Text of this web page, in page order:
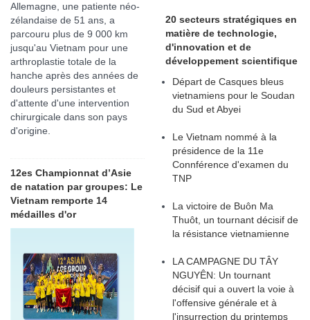
Allemagne, une patiente néo-
zélandaise de 51 ans, a
parcouru plus de 9 000 km
jusqu'au Vietnam pour une
arthroplastie totale de la
hanche après des années de
douleurs persistantes et
d'attente d'une intervention
chirurgicale dans son pays
d'origine.
12es Championnat d’Asie
de natation par groupes: Le
Vietnam remporte 14
médailles d'or
20 secteurs stratégiques en
matière de technologie,
d'innovation et de
développement scientifique
Départ de Casques bleus
vietnamiens pour le Soudan
du Sud et Abyei
Le Vietnam nommé à la
présidence de la 11e
Connférence d'examen du
TNP
La victoire de Buôn Ma
Thuôt, un tournant décisif de
la résistance vietnamienne
LA CAMPAGNE DU TÂY
NGUYÊN: Un tournant
décisif qui a ouvert la voie à
l'offensive générale et à
l'insurrection du printemps